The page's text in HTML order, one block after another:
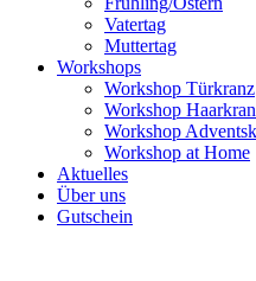
Vatertag
Muttertag
Workshops
Workshop Türkranz
Workshop
Workshop
Workshop at Home
Aktuelles
Über uns
Gutschein